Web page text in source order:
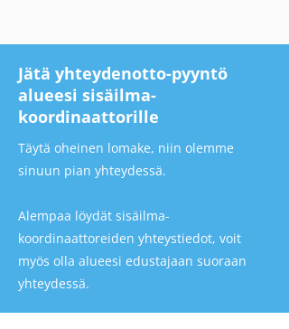
Jätä yhteydenotto-pyyntö
alueesi sisäilma-
koordinaattorille
Täytä oheinen lomake, niin olemme
sinuun pian yhteydessä.
Alempaa löydät sisäilma-
koordinaattoreiden yhteystiedot, voit
myös olla alueesi edustajaan suoraan
yhteydessä.